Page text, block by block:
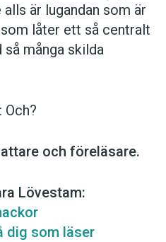
är lugandan som är
låter ett så centralt
många skilda
Och?
och föreläsare.
Lövestam:
dig som läser